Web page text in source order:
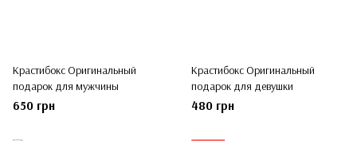
Крастибокс Оригинальный
подарок для мужчины
650 грн
Крастибокс Оригинальный
подарок для девушки
480 грн